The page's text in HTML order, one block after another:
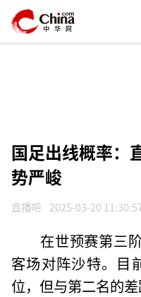
国足出线概率：
势严峻
直播吧 2025-03-20
在世预赛第三
客场对阵沙特。目
位，但与第二名的差